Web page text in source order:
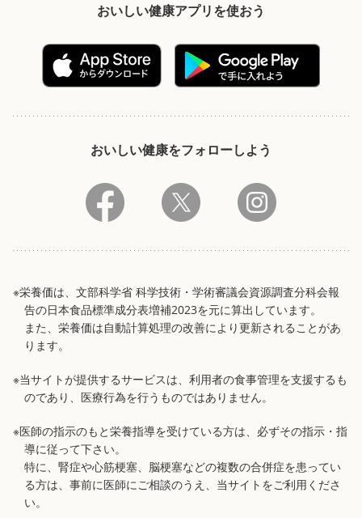
おいしい健康アプリを使おう
おいしい健康をフォローしよう
※栄養価は、文部科学省 科学技術・学術審議会資源調査分科会報
告の日本食品標準成分表増補2023を元に算出しています。
また、栄養価は自動計算処理の改善により更新されることがあ
ります。
※当サイトが提供するサービスは、利用者の食事管理を支援するも
のであり、医療行為を行うものではありません。
※医師の指示のもと栄養指導を受けている方は、必ずその指示・指
導に従って下さい。
特に、腎症や心筋梗塞、脳梗塞などの複数の合併症を患ってい
る方は、事前に医師にご相談のうえ、当サイトをご利用くださ
い。